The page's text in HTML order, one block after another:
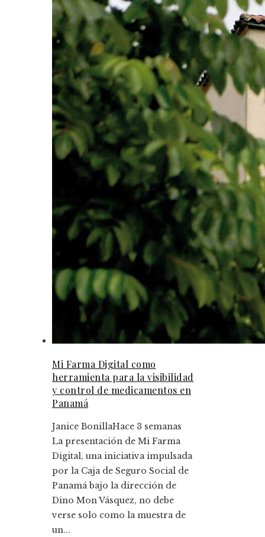
Mi Farma Digital como
herramienta para la visibilidad
y control de medicamentos en
Panamá
Janice BonillaHace 3 semanas
La presentación de Mi Farma
Digital, una iniciativa impulsada
por la Caja de Seguro Social de
Panamá bajo la dirección de
Dino Mon Vásquez, no debe
verse solo como la muestra de
un...